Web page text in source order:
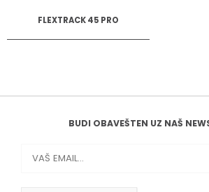
FLEXTRACK 45 PRO
BUDI OBAVEŠTEN UZ NAŠ